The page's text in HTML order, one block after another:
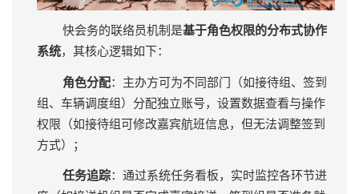
快会务的联络员机制是基于角色权限的分布式协作
系统，其核心逻辑如下：
角色分配：主办方可为不同部门（如接待组、签到
组、车辆调度组）分配独立账号，设置数据查看与操作
权限（如接待组可修改嘉宾航班信息，但无法调整签到
方式）；
任务追踪：通过系统任务看板，实时监控各环节进